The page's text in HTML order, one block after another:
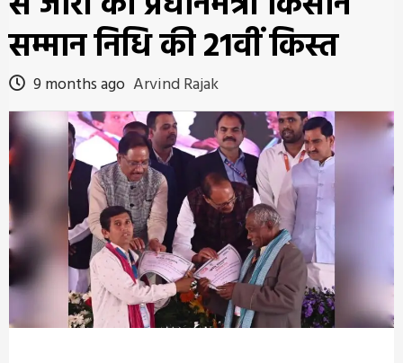
सम्मान निधि की 21वीं किस्त
9 months ago Arvind Rajak